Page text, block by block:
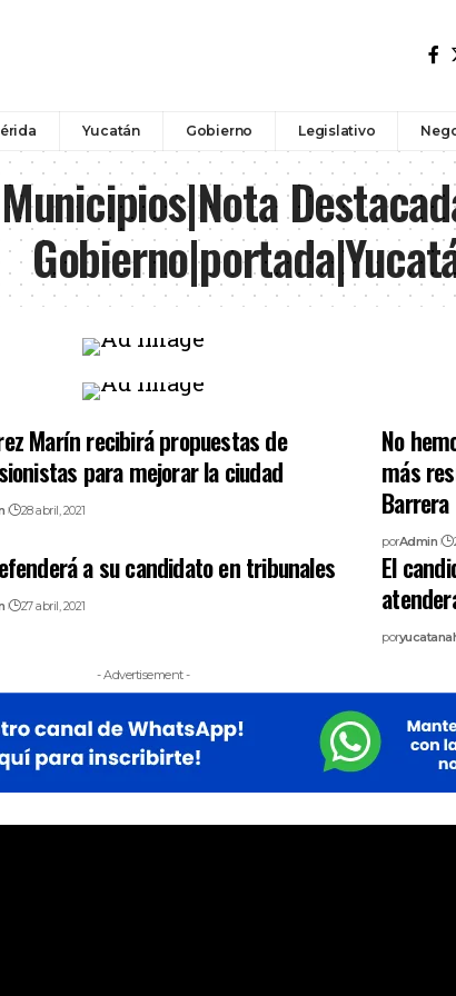
Yucatán Gobierno Legislativo
Marín recibirá propuestas de
para mejorar la ciudad
28 abril, 2021
No
más
Barrera
porAdmin
a su candidato en tribunales
27 abril, 2021
El
por
- Advertisement -